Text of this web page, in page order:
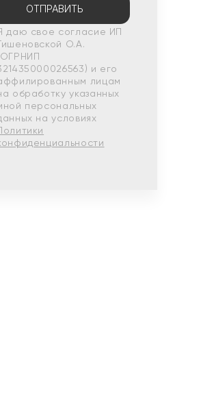
ОТПРАВИТЬ
даю свое согласие ИП
О.А.
и его
лицам
обработку указанных
персональных
на условиях